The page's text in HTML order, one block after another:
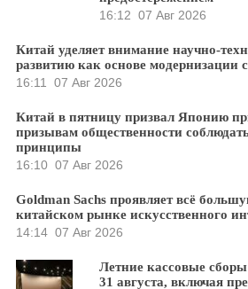
16:12 07 Авг 2026
Китай уделяет внимание научно-
развитию как основе модернизации
16:11 07 Авг 2026
Китай в пятницу призвал Японию
призывам общественности
принципы
16:10 07 Авг 2026
Goldman Sachs проявляет всё
китайском рынке искусственного
14:14 07 Авг 2026
Летние кассовые
31 августа, включая